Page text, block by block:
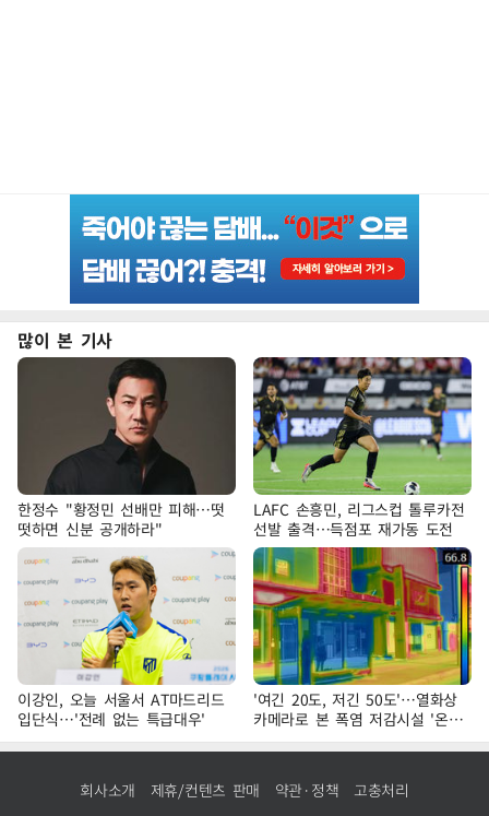
많이 본 기사
한정수 "황정민 선배만 피해…떳
떳하면 신분 공개하라"
LAFC 손흥민, 리그스컵 톨루카전
선발 출격…득점포 재가동 도전
이강인, 오늘 서울서 AT마드리드
입단식…'전례 없는 특급대우'
'여긴 20도, 저긴 50도'…열화상
카메라로 본 폭염 저감시설 '온도
차'
회사소개 제휴/컨텐츠 판매 약관·정책 고충처리